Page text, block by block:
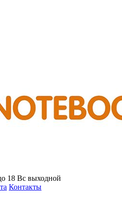
18 Вс выходной
Контакты